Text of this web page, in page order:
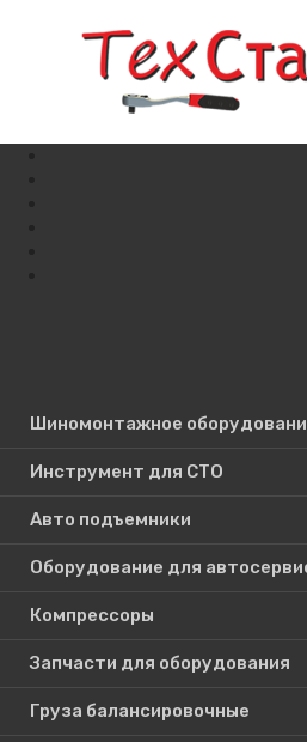
Шиномонтажное
Инструмент для СТО
Авто подъемники
Оборудование для
Компрессоры
Запчасти для оборудования
Груза балансировочные
Поиск по сайту
Каталог